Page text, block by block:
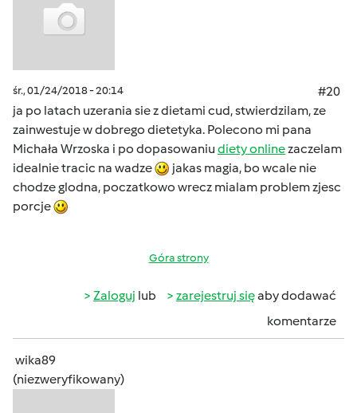
śr., 01/24/2018 - 20:14
#20
ja po latach uzerania sie z dietami cud, stwierdzilam, ze
zainwestuje w dobrego dietetyka. Polecono mi pana
Michała Wrzoska i po dopasowaniu diety onlinezaczelam
idealnie tracic na wadze
jakas magia, bo wcale nie
chodze glodna, poczatkowo wrecz mialam problem zjesc
porcje
Góra strony
Zaloguj lub zarejestruj sięaby dodawać
komentarze
wika89
(niezweryfikowany)